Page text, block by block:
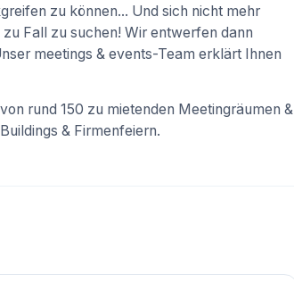
zu können... Und sich nicht mehr
Fall zu suchen! Wir entwerfen dann
meetings & events-Team erklärt Ihnen
rund 150 zu mietenden Meetingräumen &
& Firmenfeiern.